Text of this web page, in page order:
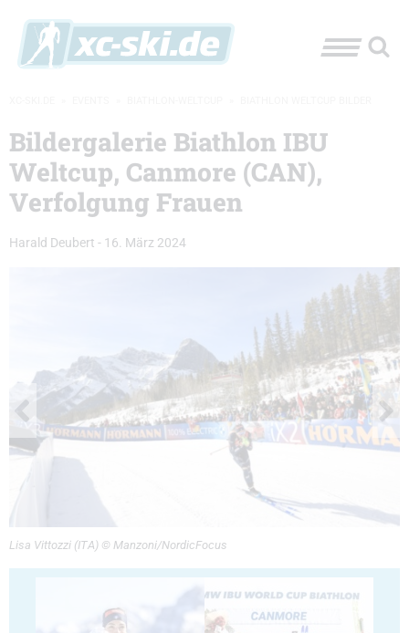
Bildergalerie Biathlon IBU
Weltcup, Canmore (CAN),
Verfolgung Frauen
Harald Deubert - 16. März 2024
Lisa Vittozzi (ITA) © Manzoni/NordicFocus